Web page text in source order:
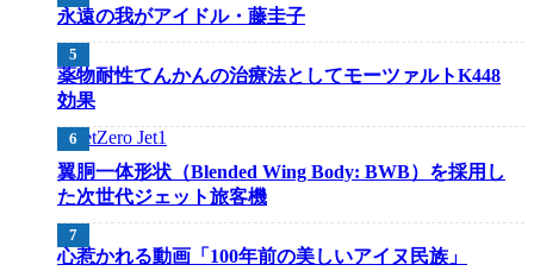
永遠の我がアイドル・藤圭子
薬物耐性てんかんの治療法としてモーツァルトK448
効果
翼胴一体形状（Blended Wing Body: BWB）を採用し
た次世代ジェット旅客機
心惹かれる動画「100年前の美しいアイヌ民族」